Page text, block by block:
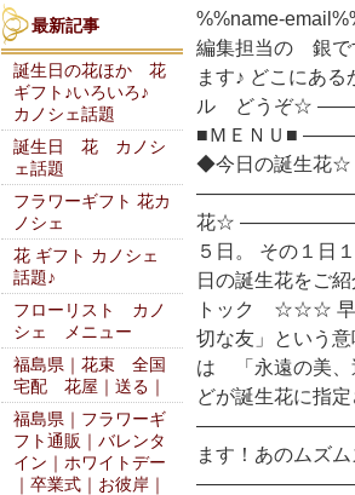
%%name-
編集担当の 銀で
ます♪ どこにあ
ル どうぞ
■ＭＥＮＵ
◆今日の誕生花☆
花☆
５日。 その１日
日の誕生花をご
トック ☆☆☆ 早
切な友」という
は 「永遠の美、
どが誕生花に指
ます！あのムズム
最新記事
誕生日の花ほか 花
ギフト♪いろいろ♪
カノシェ話題
誕生日 花 カノシ
ェ話題
フラワーギフト 花カ
ノシェ
花 ギフト カノシェ
話題♪
フローリスト カノ
シェ メニュー
福島県｜花束 全国
宅配 花屋｜送る｜
福島県｜フラワーギ
フト通販｜バレンタ
イン｜ホワイトデー
｜卒業式｜お彼岸｜